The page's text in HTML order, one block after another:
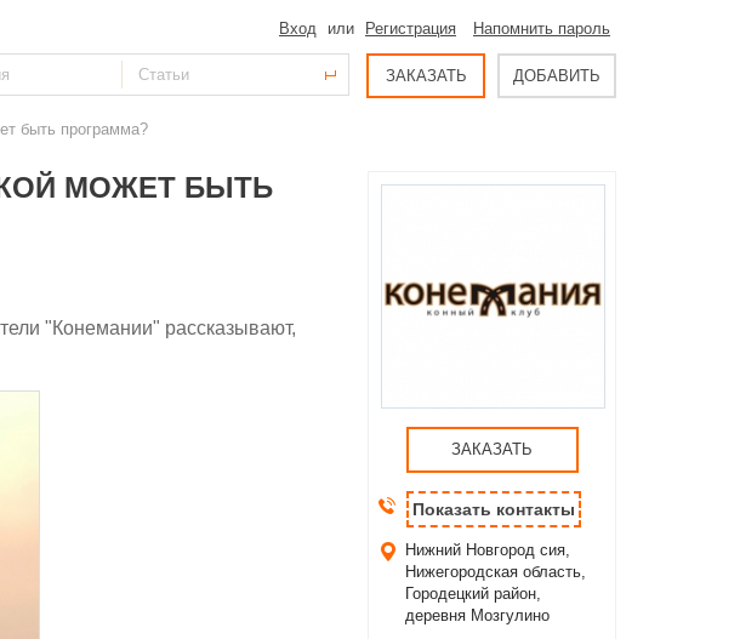
Вход или Регистрация Напомнить пароль
ЗАКАЗАТЬ ДОБАВИТЬ
быть программа?
МОЖЕТ БЫТЬ
"Конемании" рассказывают,
ЗАКАЗАТЬ
Показать контакты
Нижний Новгород сия,
Нижегородская область,
Городецкий район,
деревня Мозгулино